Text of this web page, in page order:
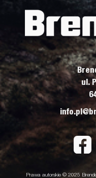
ul.
Prawa autorskie © 2025